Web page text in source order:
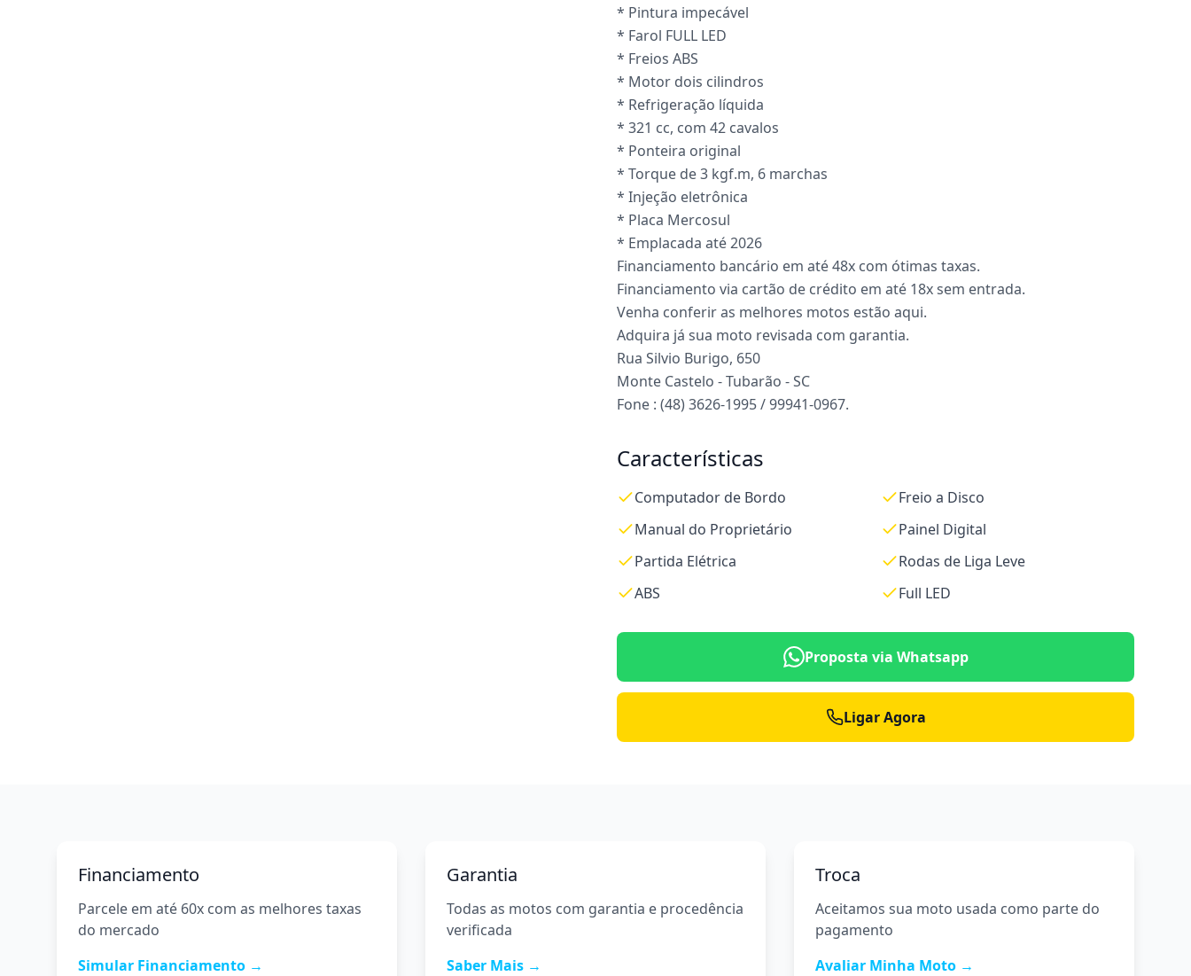
* Pintura impecável
* Farol FULL LED
* Freios ABS
* Motor dois cilindros
* Refrigeração líquida
* 321 cc, com 42 cavalos
* Ponteira original
* Torque de 3 kgf.m, 6 marchas
* Injeção eletrônica
* Placa Mercosul
* Emplacada até 2026
Financiamento bancário em até 48x com ótimas taxas.
Financiamento via cartão de crédito em até 18x sem entrada.
Venha conferir as melhores motos estão aqui.
Adquira já sua moto revisada com garantia.
Rua Silvio Burigo, 650
Monte Castelo - Tubarão - SC
Fone : (48) 3626-1995 / 99941-0967.
Características
Computador de Bordo
Freio a Disco
Manual do Proprietário
Painel Digital
Partida Elétrica
Rodas de Liga Leve
ABS
Full LED
Proposta via Whatsapp
Ligar Agora
Financiamento
Parcele em até 60x com as melhores taxas
do mercado
Simular Financiamento →
Garantia
Todas as motos com garantia e procedência
verificada
Saber Mais →
Troca
Aceitamos sua moto usada como parte do
pagamento
Avaliar Minha Moto →